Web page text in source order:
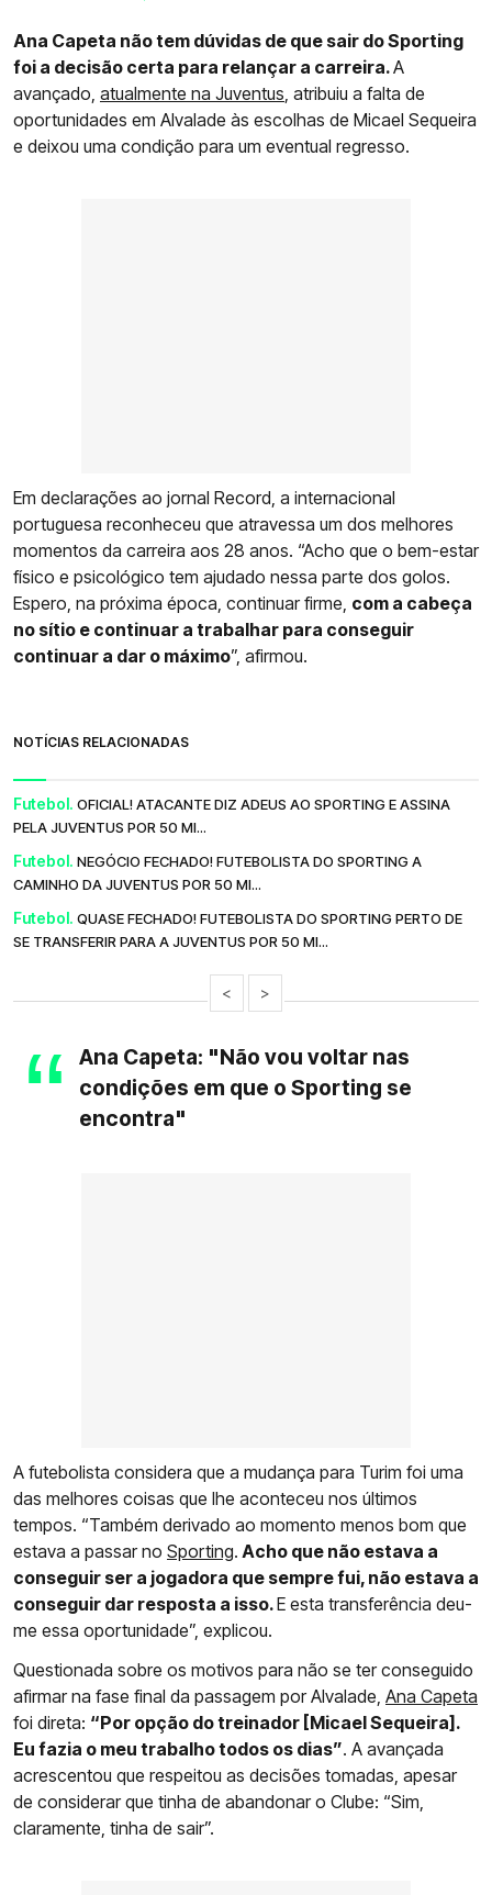
Ana Capeta não tem dúvidas de que sair do Sporting
foi a decisão certa para relançar a carreira.A
avançado, atualmente na Juventus , atribuiu a falta de
oportunidades em Alvalade às escolhas de Micael Sequeira
e deixou uma condição para um eventual regresso.
Em declarações ao jornal Record, a internacional
portuguesa reconheceu que atravessa um dos melhores
momentos da carreira aos 28 anos. “Acho que o bem-estar
físico e psicológico tem ajudado nessa parte dos golos.
Espero, na próxima época, continuar firme, com a cabeça
no sítio e continuar a trabalhar para conseguir
continuar a dar o máximo”, afirmou.
NOTÍCIAS RELACIONADAS
Futebol. OFICIAL! ATACANTE DIZ ADEUS AO SPORTING E ASSINA
PELA JUVENTUS POR 50 MI...
Futebol. NEGÓCIO FECHADO! FUTEBOLISTA DO SPORTING A
CAMINHO DA JUVENTUS POR 50 MI...
Futebol. QUASE FECHADO! FUTEBOLISTA DO SPORTING PERTO DE
SE TRANSFERIR PARA A JUVENTUS POR 50 MI...
< >
Ana Capeta: "Não vou voltar nas
condições em que o Sporting se
encontra"
A futebolista considera que a mudança para Turim foi uma
das melhores coisas que lhe aconteceu nos últimos
tempos. “Também derivado ao momento menos bom que
estava a passar no Sporting. Acho que não estava a
conseguir ser a jogadora que sempre fui, não estava a
conseguir dar resposta a isso.E esta transferência deu-
me essa oportunidade”, explicou.
Questionada sobre os motivos para não se ter conseguido
afirmar na fase final da passagem por Alvalade, Ana Capeta
foi direta: “Por opção do treinador [Micael Sequeira].
Eu fazia o meu trabalho todos os dias”. A avançada
acrescentou que respeitou as decisões tomadas, apesar
de considerar que tinha de abandonar o Clube: “Sim,
claramente, tinha de sair”.